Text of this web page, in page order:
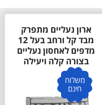
ארון נעליים מתפרק
מבד קל ורחב בעל 12
מדפים לאחסון נעליים
בצורה קלה ויעילה
משלוח
חינם